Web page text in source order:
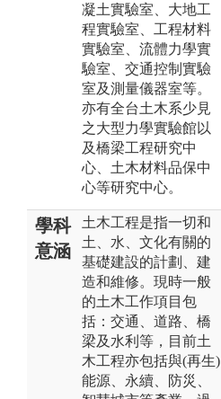
凝土實驗室、大地工
程實驗室、工程材料
實驗室、流體力學實
驗室、交通控制實驗
室及測量儀器室等。
亦有全台土木系少見
之大型力學實驗館以
及橋梁工程研究中
心、土木材料品保中
心等研究中心。
學科
意涵
土木工程是指一切和
土、水、文化有關的
基礎建設的計劃、建
造和維修。現時一般
的土木工作項目包
括：交通、道路、橋
梁及水利等，目前土
木工程亦包括與(再生)
能源、永續、防災、